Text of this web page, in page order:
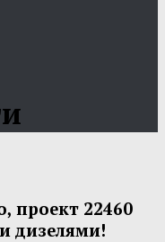
проект 22460
дизелями!